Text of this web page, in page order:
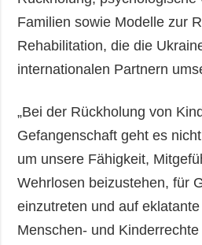
Familien sowie Modelle zur
Rehabilitation, die die
internationalen Partnern
„Bei der Rückholung von
Gefangenschaft geht es
um unsere Fähigkeit,
Wehrlosen beizustehen, für
einzutreten und auf
Menschen- und Kinderrechte